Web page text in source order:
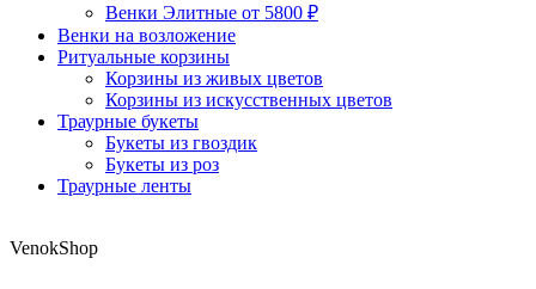
Венки Элитные от 5800 ₽
Венки на возложение
Ритуальные корзины
Корзины из живых цветов
Корзины из искусственных цветов
Траурные букеты
Букеты из гвоздик
Букеты из роз
Траурные ленты
VenokShop